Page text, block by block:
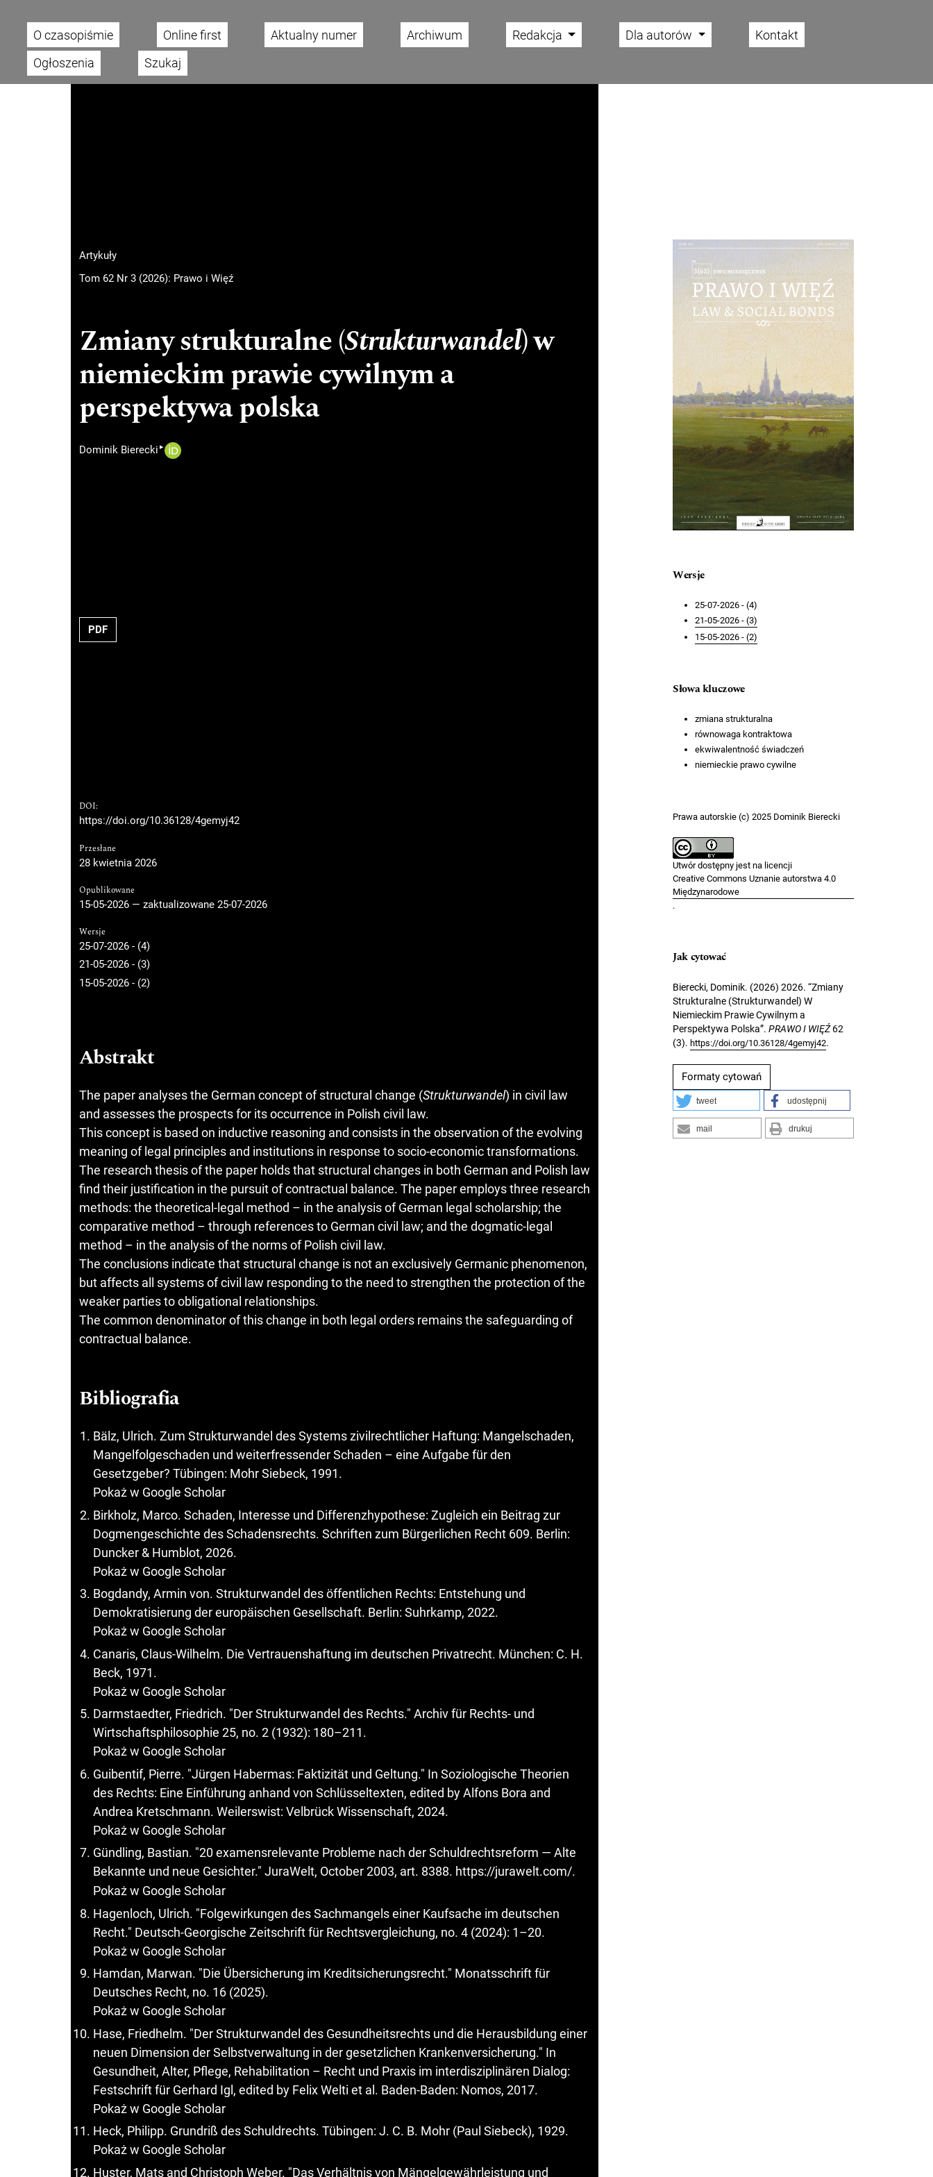
Main menu
O czasopiśmie Online first Aktualny numer Archiwum Redakcja Dla autorów
Kontakt
Ogłoszenia
Szukaj
Artykuły
Tom 62 Nr 3 (2026): Prawo i Więź
Zmiany strukturalne (Strukturwandel) w
niemieckim prawie cywilnym a
perspektywa polska
Dominik Bierecki ▸
PDF
DOI:
https://doi.org/10.36128/4gemyj42
Przesłane
28 kwietnia 2026
Opublikowane
15-05-2026 — zaktualizowane 25-07-2026
Wersje
25-07-2026 - (4)
21-05-2026 - (3)
15-05-2026 - (2)
Abstrakt
The paper analyses the German concept of structural change (Strukturwandel) in civil law
and assesses the prospects for its occurrence in Polish civil law.
This concept is based on inductive reasoning and consists in the observation of the evolving
meaning of legal principles and institutions in response to socio-economic transformations.
The research thesis of the paper holds that structural changes in both German and Polish law
find their justification in the pursuit of contractual balance. The paper employs three research
methods: the theoretical-legal method – in the analysis of German legal scholarship; the
comparative method – through references to German civil law; and the dogmatic-legal
method – in the analysis of the norms of Polish civil law.
The conclusions indicate that structural change is not an exclusively Germanic phenomenon,
but affects all systems of civil law responding to the need to strengthen the protection of the
weaker parties to obligational relationships.
The common denominator of this change in both legal orders remains the safeguarding of
contractual balance.
Bibliografia
Bälz, Ulrich. Zum Strukturwandel des Systems zivilrechtlicher Haftung: Mangelschaden,
Mangelfolgeschaden und weiterfressender Schaden – eine Aufgabe für den
Gesetzgeber? Tübingen: Mohr Siebeck, 1991.
Pokaż w Google Scholar
Birkholz, Marco. Schaden, Interesse und Differenzhypothese: Zugleich ein Beitrag zur
Dogmengeschichte des Schadensrechts. Schriften zum Bürgerlichen Recht 609. Berlin:
Duncker & Humblot, 2026.
Pokaż w Google Scholar
Bogdandy, Armin von. Strukturwandel des öffentlichen Rechts: Entstehung und
Demokratisierung der europäischen Gesellschaft. Berlin: Suhrkamp, 2022.
Pokaż w Google Scholar
Canaris, Claus-Wilhelm. Die Vertrauenshaftung im deutschen Privatrecht. München: C. H.
Beck, 1971.
Pokaż w Google Scholar
Darmstaedter, Friedrich. "Der Strukturwandel des Rechts." Archiv für Rechts- und
Wirtschaftsphilosophie 25, no. 2 (1932): 180–211.
Pokaż w Google Scholar
Guibentif, Pierre. "Jürgen Habermas: Faktizität und Geltung." In Soziologische Theorien
des Rechts: Eine Einführung anhand von Schlüsseltexten, edited by Alfons Bora and
Andrea Kretschmann. Weilerswist: Velbrück Wissenschaft, 2024.
Pokaż w Google Scholar
Gündling, Bastian. "20 examensrelevante Probleme nach der Schuldrechtsreform — Alte
Bekannte und neue Gesichter." JuraWelt, October 2003, art. 8388. https://jurawelt.com/.
Pokaż w Google Scholar
Hagenloch, Ulrich. "Folgewirkungen des Sachmangels einer Kaufsache im deutschen
Recht." Deutsch-Georgische Zeitschrift für Rechtsvergleichung, no. 4 (2024): 1–20.
Pokaż w Google Scholar
Hamdan, Marwan. "Die Übersicherung im Kreditsicherungsrecht." Monatsschrift für
Deutsches Recht, no. 16 (2025).
Pokaż w Google Scholar
Hase, Friedhelm. "Der Strukturwandel des Gesundheitsrechts und die Herausbildung einer
neuen Dimension der Selbstverwaltung in der gesetzlichen Krankenversicherung." In
Gesundheit, Alter, Pflege, Rehabilitation – Recht und Praxis im interdisziplinären Dialog:
Festschrift für Gerhard Igl, edited by Felix Welti et al. Baden-Baden: Nomos, 2017.
Pokaż w Google Scholar
Heck, Philipp. Grundriß des Schuldrechts. Tübingen: J. C. B. Mohr (Paul Siebeck), 1929.
Pokaż w Google Scholar
Huster, Mats and Christoph Weber. "Das Verhältnis von Mängelgewährleistung und
Cover image
Wersje
25-07-2026 - (4)
21-05-2026 - (3)
15-05-2026 - (2)
Słowa kluczowe
zmiana strukturalna
równowaga kontraktowa
ekwiwalentność świadczeń
niemieckie prawo cywilne
Prawa autorskie (c) 2025 Dominik Bierecki
Utwór dostępny jest na licencji
Creative Commons Uznanie autorstwa 4.0
Międzynarodowe
.
Jak cytować
Bierecki, Dominik. (2026) 2026. “Zmiany
Strukturalne (Strukturwandel) W
Niemieckim Prawie Cywilnym a
Perspektywa Polska”. PRAWO I WIĘŹ62
(3). https://doi.org/10.36128/4gemyj42.
Formaty cytowań
tweet udostępnij
mail drukuj